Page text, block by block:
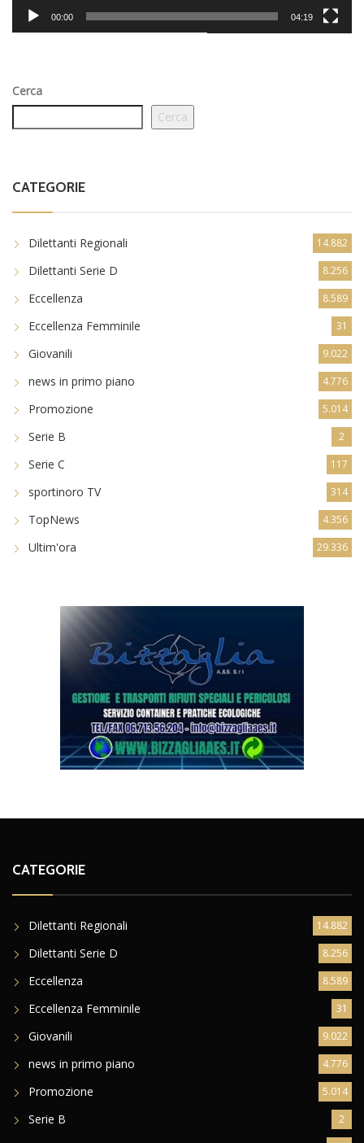
00:00 04:19
Cerca
Cerca
CATEGORIE
Dilettanti Regionali 14.882
Dilettanti Serie D 8.256
Eccellenza 8.589
Eccellenza Femminile 31
Giovanili 9.022
news in primo piano 4.776
Promozione 5.014
Serie B 2
Serie C 117
sportinoro TV 314
TopNews 4.356
Ultim'ora 29.336
CATEGORIE
Dilettanti Regionali 14.882
Dilettanti Serie D 8.256
Eccellenza 8.589
Eccellenza Femminile 31
Giovanili 9.022
news in primo piano 4.776
Promozione 5.014
Serie B 2